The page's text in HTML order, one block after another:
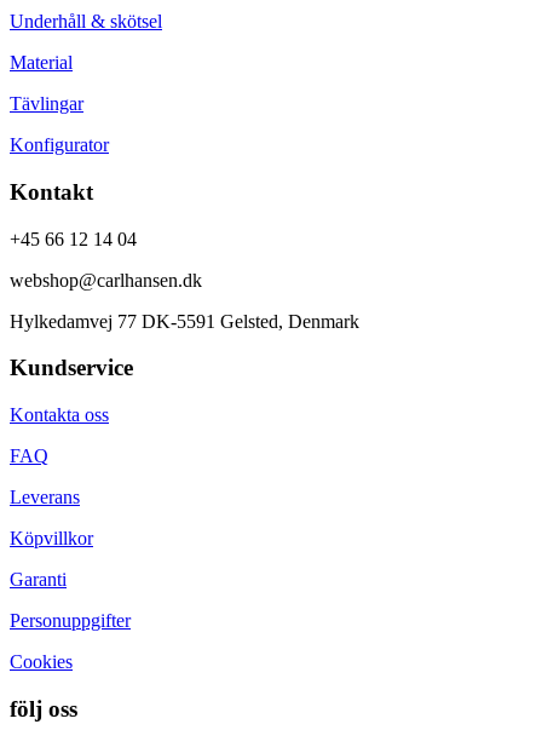
Underhåll & skötsel
Material
Tävlingar
Konfigurator
Kontakt
+45 66 12 14 04
webshop@carlhansen.dk
Hylkedamvej 77 DK-5591 Gelsted, Denmark
Kundservice
Kontakta oss
FAQ
Leverans
Köpvillkor
Garanti
Personuppgifter
Cookies
följ oss